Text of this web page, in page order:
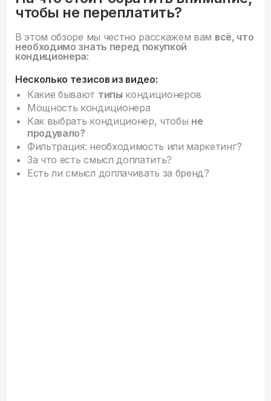
чтобы не переплатить?
В этом обзоре мы честно расскажем вам всё, что
необходимо знать перед покупкой
кондиционера:
Несколько тезисов из видео:
Какие бывают типы кондиционеров
Мощность кондиционера
Как выбрать кондиционер, чтобы не
продувало?
Фильтрация: необходимость или маркетинг?
За что есть смысл доплатить?
Есть ли смысл доплачивать за бренд?